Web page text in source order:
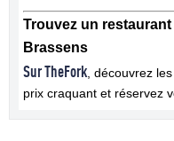
Trouvez un
Brassens
Sur TheFork , découvrez
prix craquant et réservez